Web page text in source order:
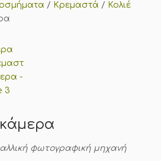
/ Κρεμαστά / Κολιέ
φωτογραφική μηχανή